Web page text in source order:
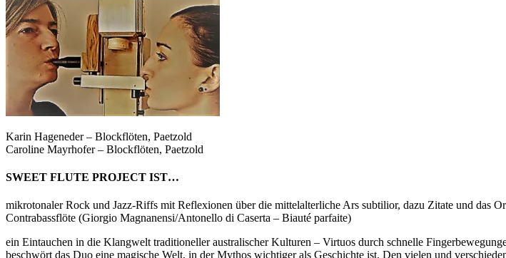
Karin Hageneder – Blockflöten, Paetzold
Caroline Mayrhofer – Blockflöten, Paetzold
SWEET FLUTE PROJECT IST…
mikrotonaler Rock und Jazz-Riffs mit Reflexionen über die mittelalterliche Ars subtilior, dazu Zitate und das
Contrabassflöte (Giorgio Magnanensi/Antonello di Caserta – Biauté parfaite)
ein Eintauchen in die Klangwelt traditioneller australischer Kulturen – Virtuos durch schnelle
beschwört das Duo eine magische Welt, in der Mythos wichtiger als Geschichte ist. Den vielen und